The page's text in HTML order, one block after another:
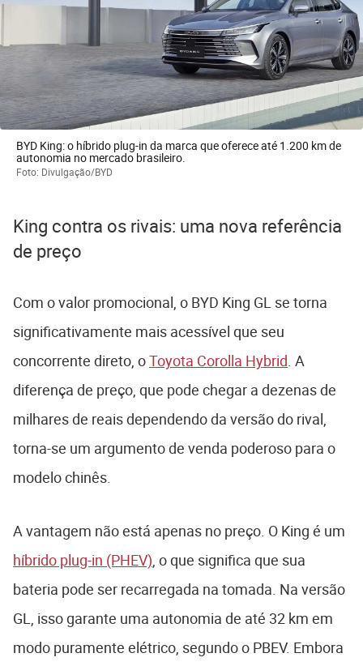
BYD King: o híbrido plug-in da marca que oferece até 1.200 km de
autonomia no mercado brasileiro.
Foto: Divulgação/BYD
King contra os rivais: uma nova referência
de preço
Com o valor promocional, o BYD King GL se torna
significativamente mais acessível que seu
concorrente direto, oToyota Corolla Hybrid. A
diferença de preço, que pode chegar a dezenas de
milhares de reais dependendo da versão do rival,
torna-se um argumento de venda poderoso para o
modelo chinês.
A vantagem não está apenas no preço. O King é um
híbrido plug-in (PHEV), o que significa que sua
bateria pode ser recarregada na tomada. Na versão
GL, isso garante uma autonomia de até 32 km em
modo puramente elétrico, segundo o PBEV. Embora